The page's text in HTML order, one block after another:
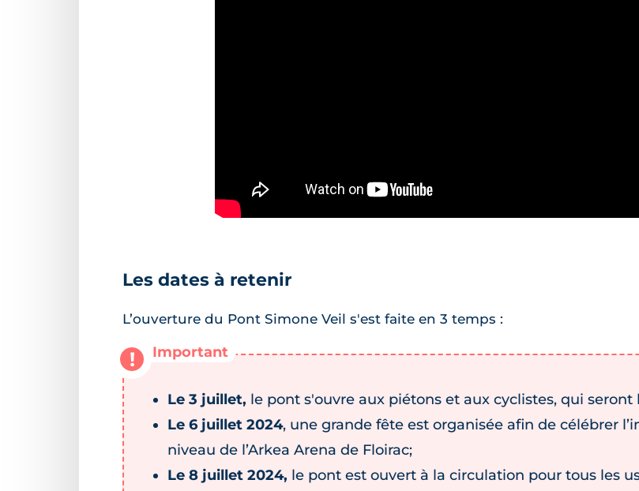
Les dates à retenir
L’ouverture du Pont Simone Veil s'est faite en 3 temps :
Le 3 juillet, le pont s'ouvre aux piétons et aux cyclistes, qui seront
Le 6 juillet 2024, une grande fête est organisée afin de célébrer
niveau de l’Arkea Arena de Floirac;
Le 8 juillet 2024, le pont est ouvert à la circulation pour tous les